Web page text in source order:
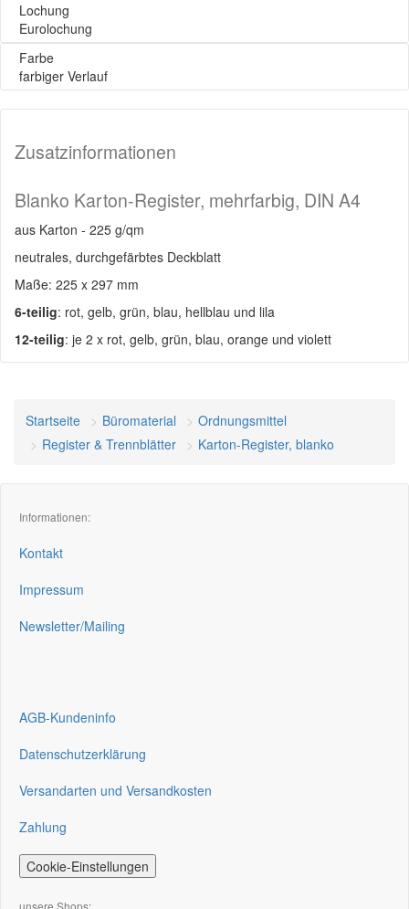
Lochung
Eurolochung
Farbe
farbiger Verlauf
Zusatzinformationen
Blanko Karton-Register, mehrfarbig, DIN A4
aus Karton - 225 g/qm
neutrales, durchgefärbtes Deckblatt
Maße: 225 x 297 mm
6-teilig: rot, gelb, grün, blau, hellblau und lila
12-teilig: je 2 x rot, gelb, grün, blau, orange und violett
Startseite Büromaterial
Ordnungsmittel
Register & Trennblätter
Karton-Register, blanko
Informationen:
Kontakt
Impressum
Newsletter/Mailing
AGB-Kundeninfo
Datenschutzerklärung
Versandarten und Versandkosten
Zahlung
Cookie-Einstellungen
unsere Shops: